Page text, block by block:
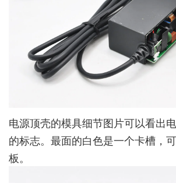
电源顶壳的模具细节图片可以看出
的标志。最面的白色是一个卡槽，
板。